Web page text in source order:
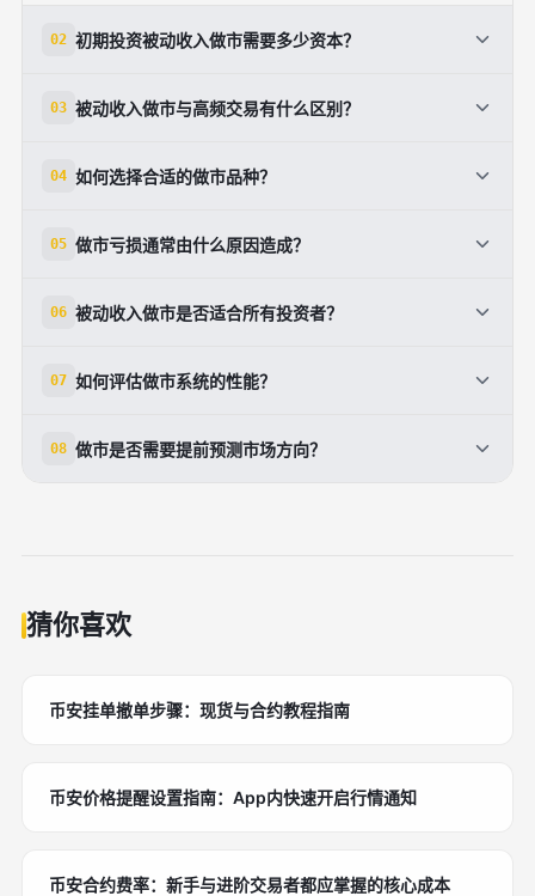
02 初期投资被动收入做市需要多少资本？
市场中进行有效的报价和风险管理。较小的资本可能因
提升收益潜力。
03 被动收入做市与高频交易有什么区别？
频率相对较低。高频交易则通过极高的交易速度和复杂
势。两者都需要自动化系统支持。
04 如何选择合适的做市品种？
可选择主流数字资产、主要货币对等。避免冷门品种，
定期评估和调整品种组合。
05 做市亏损通常由什么原因造成？
性枯竭时被动持仓、技术故障导致风控失效、点差设置
完善的风控框架可显著降低亏损概率。
06 被动收入做市是否适合所有投资者？
较强的技术基础、专业的知识储备和良好的风险意识。
入真实资本。
07 如何评估做市系统的性能？
差、日均收益、最大回撤、风险调整后收益率（夏普
08 做市是否需要提前预测市场方向？
猜你喜欢
币安挂单撤单步骤：现货与合约教程指南
币安价格提醒设置指南：App内快速开启行情通知
币安合约费率：新手与进阶交易者都应掌握的核心成本